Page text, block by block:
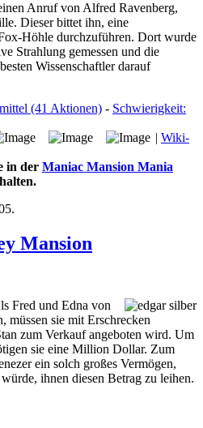
Anruf von Alfred Ravenberg,
Dieser bittet ihn, eine
Höhle durchzuführen. Dort wurde
Strahlung gemessen und die
Wissenschaftler darauf
(41 Aktionen) - Schwierigkeit:
| Wiki-
in der Maniac Mansion Mania
.
Mansion
Fred und Edna von
müssen sie mit Erschrecken
zum Verkauf angeboten wird. Um
sie eine Million Dollar. Zum
ein solch großes Vermögen,
ihnen diesen Betrag zu leihen.